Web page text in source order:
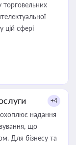
торговельних
цій сфері
+4
надання
що
Для бізнесу та